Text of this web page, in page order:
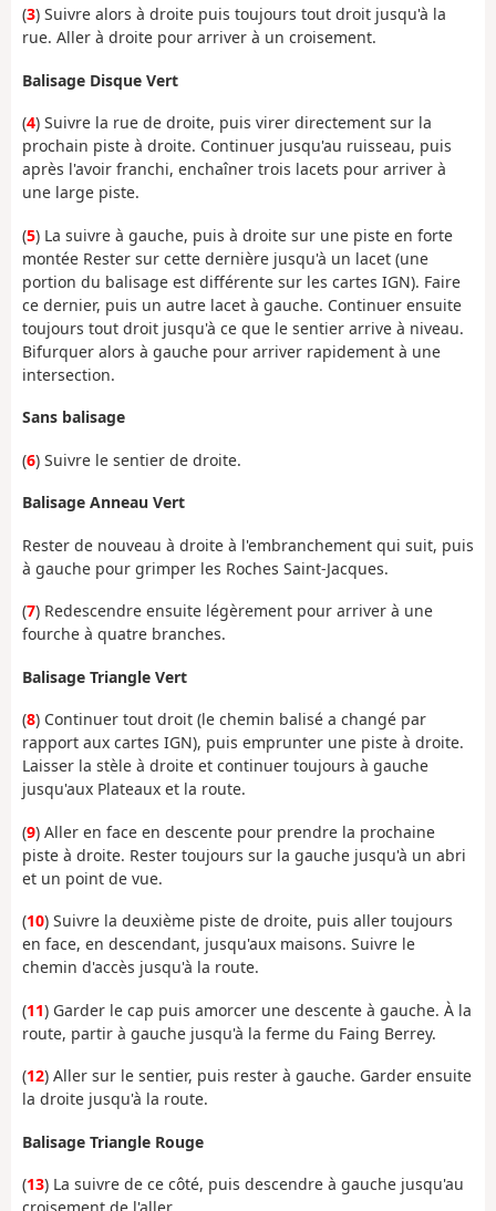
(3) Suivre alors à droite puis toujours tout droit jusqu'à la
rue. Aller à droite pour arriver à un croisement.
Balisage Disque Vert
(4) Suivre la rue de droite, puis virer directement sur la
prochain piste à droite. Continuer jusqu'au ruisseau, puis
après l'avoir franchi, enchaîner trois lacets pour arriver à
une large piste.
(5) La suivre à gauche, puis à droite sur une piste en forte
montée Rester sur cette dernière jusqu'à un lacet (une
portion du balisage est différente sur les cartes IGN). Faire
ce dernier, puis un autre lacet à gauche. Continuer ensuite
toujours tout droit jusqu'à ce que le sentier arrive à niveau.
Bifurquer alors à gauche pour arriver rapidement à une
intersection.
Sans balisage
(6) Suivre le sentier de droite.
Balisage Anneau Vert
Rester de nouveau à droite à l'embranchement qui suit, puis
à gauche pour grimper les Roches Saint-Jacques.
(7) Redescendre ensuite légèrement pour arriver à une
fourche à quatre branches.
Balisage Triangle Vert
(8) Continuer tout droit (le chemin balisé a changé par
rapport aux cartes IGN), puis emprunter une piste à droite.
Laisser la stèle à droite et continuer toujours à gauche
jusqu'aux Plateaux et la route.
(9) Aller en face en descente pour prendre la prochaine
piste à droite. Rester toujours sur la gauche jusqu'à un abri
et un point de vue.
(10) Suivre la deuxième piste de droite, puis aller toujours
en face, en descendant, jusqu'aux maisons. Suivre le
chemin d'accès jusqu'à la route.
(11) Garder le cap puis amorcer une descente à gauche. À la
route, partir à gauche jusqu'à la ferme du Faing Berrey.
(12) Aller sur le sentier, puis rester à gauche. Garder ensuite
la droite jusqu'à la route.
Balisage Triangle Rouge
(13) La suivre de ce côté, puis descendre à gauche jusqu'au